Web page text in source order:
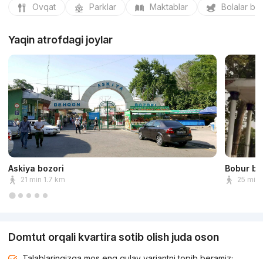
Ovqat Parklar Maktablar Bolalar
Yaqin atrofdagi joylar
Askiya bozori
21 min 1.7 km
Bobur
25 min
Domtut orqali kvartira sotib olish juda oson